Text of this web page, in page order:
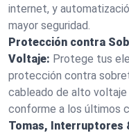
internet, y
mayor seguridad.
Protección contra
Voltaje: Protege tus
protección contra
cableado de alto
conforme a los últimos
Tomas, Interruptores